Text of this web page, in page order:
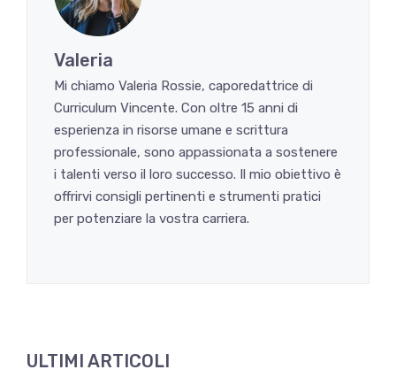
Valeria
Mi chiamo Valeria Rossie, caporedattrice di
Curriculum Vincente. Con oltre 15 anni di
esperienza in risorse umane e scrittura
professionale, sono appassionata a sostenere
i talenti verso il loro successo. Il mio obiettivo è
offrirvi consigli pertinenti e strumenti pratici
per potenziare la vostra carriera.
ULTIMI ARTICOLI